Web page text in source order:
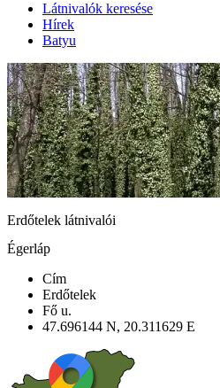
Látnivalók keresése
Hírek
Batyu
Erdőtelek látnivalói
Égerláp
Cím
Erdőtelek
Fő u.
47.696144 N, 20.311629 E